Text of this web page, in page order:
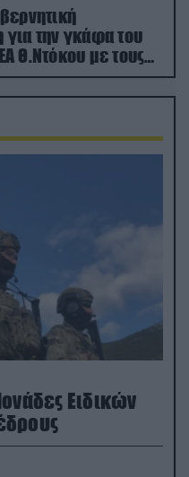
την γκάφα του
Θ.Ντόκου με τους
Ειδικών